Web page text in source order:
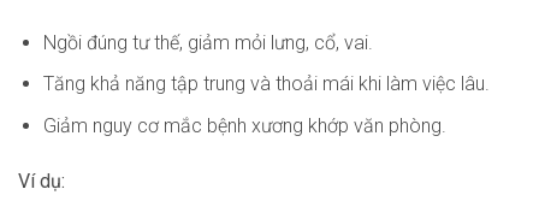
Ngồi đúng tư thế, giảm mỏi lưng, cổ, vai.
Tăng khả năng tập trung và thoải mái khi làm việc lâu.
Giảm nguy cơ mắc bệnh xương khớp văn phòng.
Ví dụ: